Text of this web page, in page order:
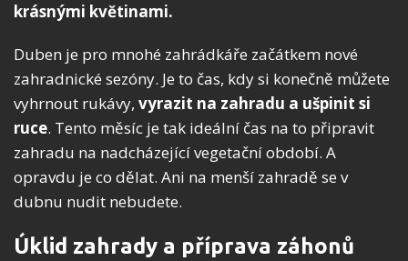
krásnými květinami.
Duben je pro mnohé zahrádkáře začátkem nové
zahradnické sezóny. Je to čas, kdy si konečně můžete
vyhrnout rukávy, vyrazit na zahradu a ušpinit si
ruce. Tento měsíc je tak ideální čas na to připravit
zahradu na nadcházející vegetační období. A
opravdu je co dělat. Ani na menší zahradě se v
dubnu nudit nebudete.
Úklid zahrady a příprava záhonů